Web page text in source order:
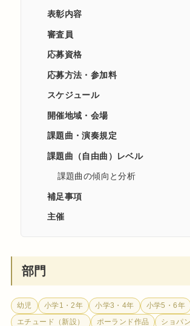
表彰内容
審査員
応募資格
応募方法・参加料
スケジュール
開催地域・会場
課題曲・演奏規定
課題曲（自由曲）レベル
課題曲の傾向と分析
補足事項
主催
部門
幼児 小学1・2年 小学3・4年 小学5・6年
エチュード（新設）
ポーランド作品 ショパ